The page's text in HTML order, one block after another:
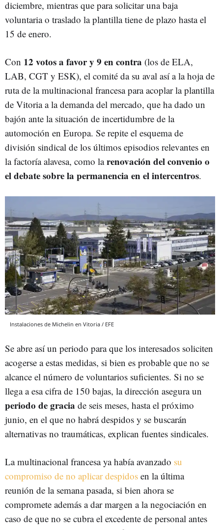
diciembre, mientras que para solicitar una baja
voluntaria o traslado la plantilla tiene de plazo hasta el
15 de enero.
Con 12 votos a favor y 9 en contra (los de ELA,
LAB, CGT y ESK), el comité da su aval así a la hoja de
ruta de la multinacional francesa para acoplar la plantilla
de Vitoria a la demanda del mercado, que ha dado un
bajón ante la situación de incertidumbre de la
automoción en Europa. Se repite el esquema de
división sindical de los últimos episodios relevantes en
la factoría alavesa, como larenovación del convenio o
el debate sobre la permanencia en el intercentros.
Instalaciones de Michelin en Vitoria / EFE
Se abre así un periodo para que los interesados soliciten
acogerse a estas medidas, si bien es probable que no se
alcance el número de voluntarios suficientes. Si no se
llega a esa cifra de 150 bajas, la dirección asegura un
periodo de gracia de seis meses, hasta el próximo
junio, en el que no habrá despidos y se buscarán
alternativas no traumáticas, explican fuentes sindicales.
La multinacional francesa ya había avanzado su
compromiso de no aplicar despidos en la última
reunión de la semana pasada, si bien ahora se
compromete además a dar margen a la negociación en
caso de que no se cubra el excedente de personal antes